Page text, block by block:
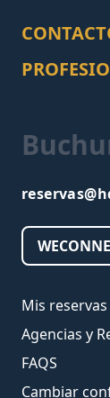
Mis reservas
Agencias y
FAQS
Cambiar